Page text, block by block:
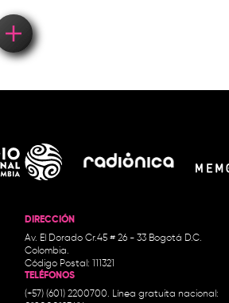
DIRECCIÓN
Av. El Dorado Cr.45 # 26 - 33 Bogotá D.C.
Colombia.
Código Postal: 111321
TELÉFONOS
(+57) (601) 2200700. Línea gratuita nacional: